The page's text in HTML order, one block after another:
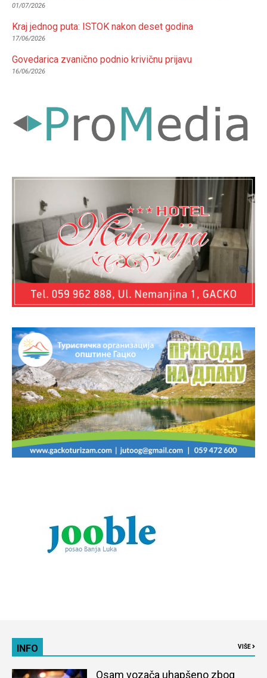
01/07/2026
Kraj jednog puta: ISTOK nakon deset godina
17/06/2026
Govedarica zvanično podnio krivičnu prijavu
16/06/2026
INFO VIŠE
Osam vozača uhapšeno zbog